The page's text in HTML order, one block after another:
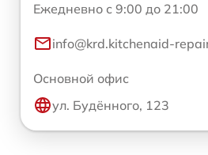
Ежедневно с 9:00 до 21:00
info@krd.kitchenaid-
Основной офис
ул. Будённого, 123